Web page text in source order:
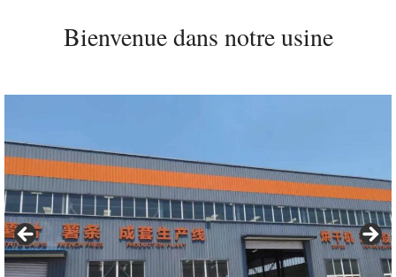
Bienvenue dans notre usine